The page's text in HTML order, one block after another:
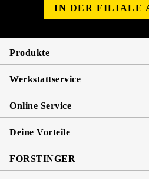
IN DER FILIALE
Produkte
Werkstattservice
Online Service
Deine Vorteile
FORSTINGER